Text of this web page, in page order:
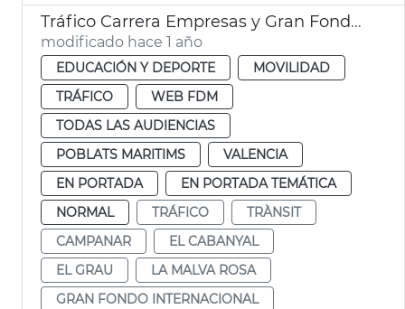
Tráfico Carrera Empresas y Gran Fondo Internacional València
modificado hace 1 año
EDUCACIÓN Y DEPORTE
MOVILIDAD
TRÁFICO
WEB FDM
TODAS LAS AUDIENCIAS
POBLATS MARITIMS
VALENCIA
EN PORTADA
EN PORTADA TEMÁTICA
NORMAL
TRÁFICO
TRÀNSIT
CAMPANAR
EL CABANYAL
EL GRAU
LA MALVA ROSA
GRAN FONDO INTERNACIONAL